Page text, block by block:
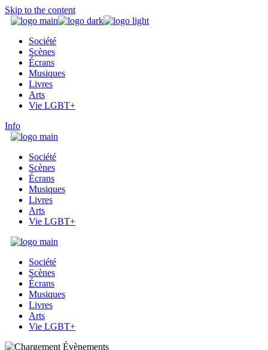
Skip to the content
Société
Scènes
Écrans
Musiques
Livres
Arts
Vie LGBT+
Info
Société
Scènes
Écrans
Musiques
Livres
Arts
Vie LGBT+
Société
Scènes
Écrans
Musiques
Livres
Arts
Vie LGBT+